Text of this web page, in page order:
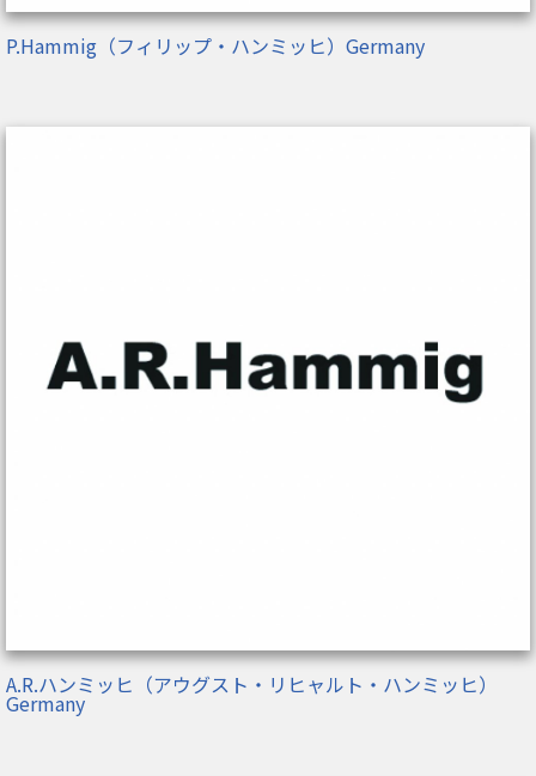
P.Hammig（フィリップ・ハンミッヒ）Germany
A.R.ハンミッヒ（アウグスト・リヒャルト・ハンミッヒ）
Germany